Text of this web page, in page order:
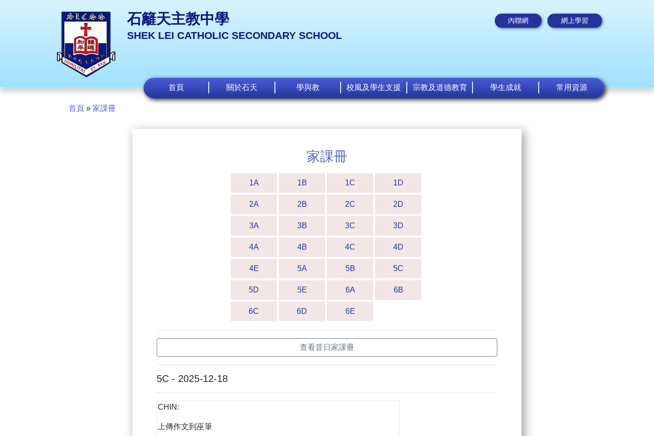
石籬天主教中學
SHEK LEI CATHOLIC SECONDARY SCHOOL
內聯網 網上學習
首頁 關於石天 學與教 校風及學生支援 宗教及道德教育 學生成就 常用資源
首頁 » 家課冊
家課冊
1A 1B 1C 1D
2A 2B 2C 2D
3A 3B 3C 3D
4A 4B 4C 4D
4E 5A 5B 5C
5D 5E 6A 6B
6C 6D 6E
查看昔日家課冊
5C - 2025-12-18
CHIN:
上傳作文到巫筆